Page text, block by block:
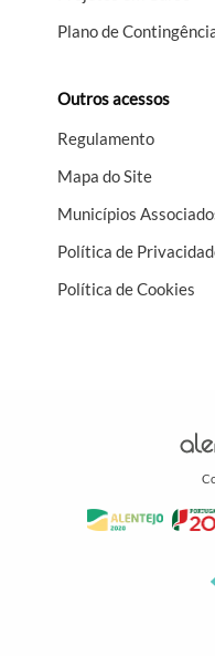
Plano de
Outros acessos
Regulamento
Mapa do Site
Municípios
Política de
Política de Cookies